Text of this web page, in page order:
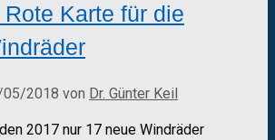
Karte für die
2018 von Dr. Günter Keil
2017 nur 17 neue Windräder